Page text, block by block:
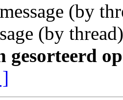
(by
(by
gesorteerd